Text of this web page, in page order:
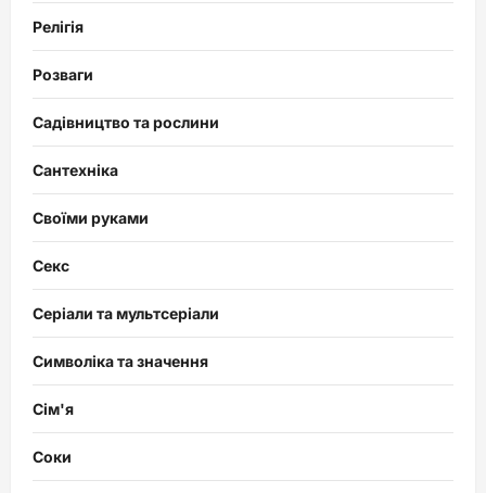
Релігія
Розваги
Садівництво та рослини
Сантехніка
Своїми руками
Секс
Серіали та мультсеріали
Символіка та значення
Сім'я
Соки